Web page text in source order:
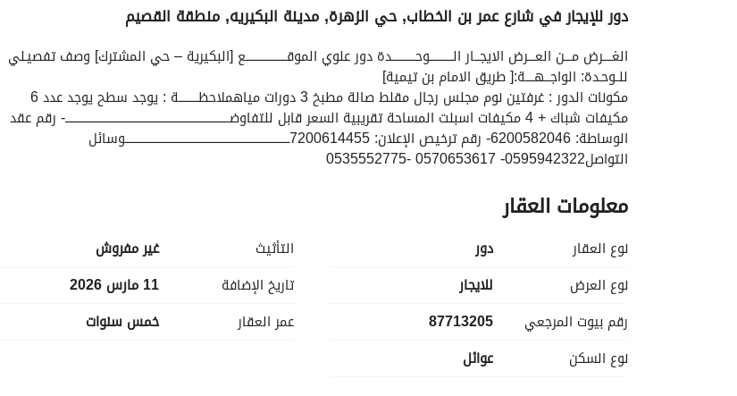
معلومات ترخيص الإعلان
دور للإيجار في شارع عمر بن الخطاب, حي الزهرة, مدينة البكيريه, منطقة القصيم
للــوحـدة: الواجـــهـــــة:[ طريق الامام بن تيمية]
التواصل0595942322- 0570653617 -0535552775
معلومات العقار
نوع العقار
دور
نوع العرض
للايجار
رقم بيوت المرجعي
87713205
نوع السكن
عوائل
التأثيث
غير مفروش
تاريخ الإضافة
11 مارس 2026
عمر العقار
خمس سنوات